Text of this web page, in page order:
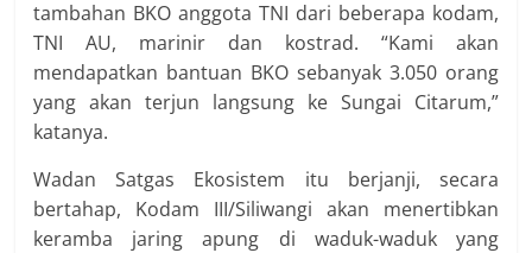
tambahan BKO anggota TNI dari beberapa kodam,
TNI AU, marinir dan kostrad‎. “Kami akan
mendapatkan bantuan BKO sebanyak 3.050 orang
yang akan terjun langsung ke Sungai Citarum,”
katanya.
Wadan Satgas Ekosistem itu berjanji, secara
bertahap, Kodam III/Siliwangi akan menertibkan
keramba jaring apung di waduk-waduk yang